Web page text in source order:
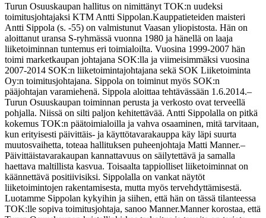
Turun Osuuskaupan hallitus on nimittänyt TOK:n uudeksi
toimitusjohtajaksi KTM Antti Sippolan.Kauppatieteiden maisteri
Antti Sippola (s. -55) on valmistunut Vaasan yliopistosta. Hän on
aloittanut uransa S-ryhmässä vuonna 1980 ja hänellä on laaja
liiketoiminnan tuntemus eri toimialoilta. Vuosina 1999-2007 hän
toimi marketkaupan johtajana SOK:lla ja viimeisimmäksi vuosina
2007-2014 SOK:n liiketoimintajohtajana sekä SOK Liiketoiminta
Oy:n toimitusjohtajana. Sippola on toiminut myös SOK:n
pääjohtajan varamiehenä. Sippola aloittaa tehtävässään 1.6.2014.–
Turun Osuuskaupan toiminnan perusta ja verkosto ovat terveellä
pohjalla. Niissä on silti paljon kehitettävää. Antti Sippolalla on pitkä
kokemus TOK:n päätoimialoilla ja vahva osaaminen, mitä tarvitaan,
kun erityisesti päivittäis- ja käyttötavarakauppa käy läpi suurta
muutosvaihetta, toteaa hallituksen puheenjohtaja Matti Manner.–
Päivittäistavarakaupan kannattavuus on säilytettävä ja samalla
haettava maltillista kasvua. Toisaalta tappiolliset liiketoiminnat on
käännettävä positiivisiksi. Sippolalla on vankat näytöt
liiketoimintojen rakentamisesta, mutta myös tervehdyttämisestä.
Luotamme Sippolan kykyihin ja siihen, että hän on tässä tilanteessa
TOK:lle sopiva toimitusjohtaja, sanoo Manner.Manner korostaa, että